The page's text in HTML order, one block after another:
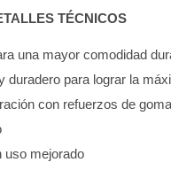
TÉCNICOS
una mayor comodidad
para lograr la
con refuerzos de
uso mejorado